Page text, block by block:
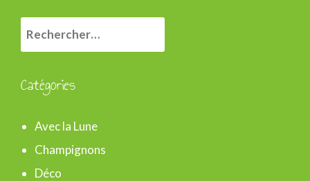
R
e
e
r
c
Catégories
Avec la Lune
Champignons
Déco